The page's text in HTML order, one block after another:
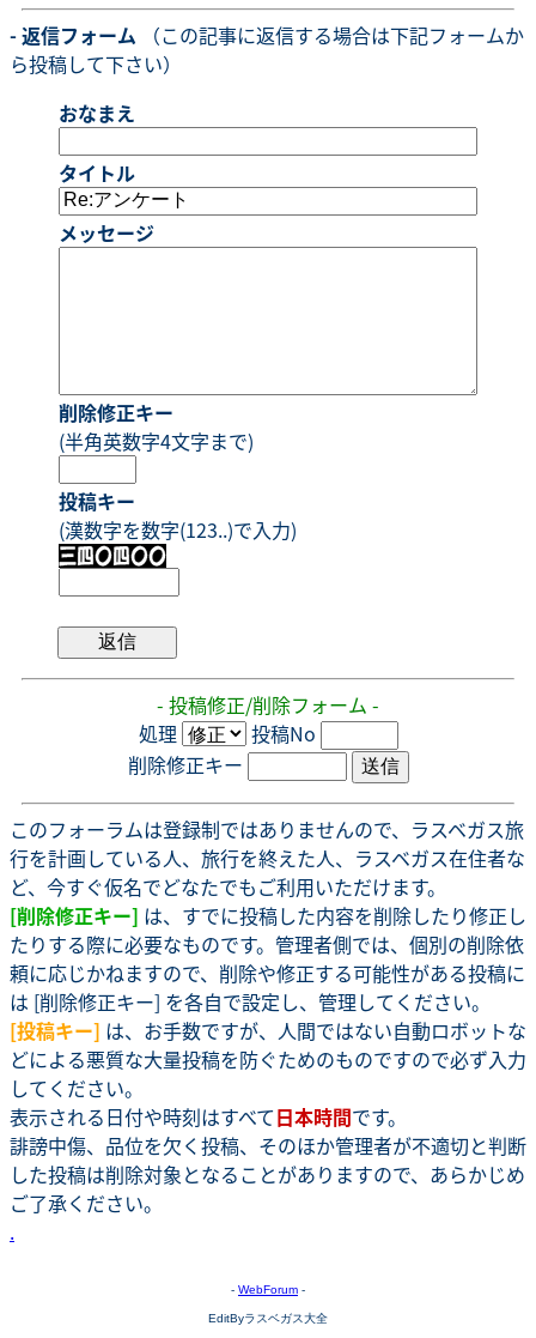
- 返信フォーム （この記事に返信する場合は下記フォームか
ら投稿して下さい）
おなまえ
タイトル
メッセージ
削除修正キー
(半角英数字4文字まで)
投稿キー
(漢数字を数字(123..)で入力)
- 投稿修正/削除フォーム -
処理
投稿No
削除修正キー
このフォーラムは登録制ではありませんので、ラスベガス旅
行を計画している人、旅行を終えた人、ラスベガス在住者な
ど、今すぐ仮名でどなたでもご利用いただけます。
[削除修正キー] は、すでに投稿した内容を削除したり修正し
たりする際に必要なものです。管理者側では、個別の削除依
頼に応じかねますので、削除や修正する可能性がある投稿に
は [削除修正キー] を各自で設定し、管理してください。
[投稿キー] は、お手数ですが、人間ではない自動ロボットな
どによる悪質な大量投稿を防ぐためのものですので必ず入力
してください。
表示される日付や時刻はすべて日本時間です。
誹謗中傷、品位を欠く投稿、そのほか管理者が不適切と判断
した投稿は削除対象となることがありますので、あらかじめ
ご了承ください。
.
- WebForum -
EditByラスベガス大全